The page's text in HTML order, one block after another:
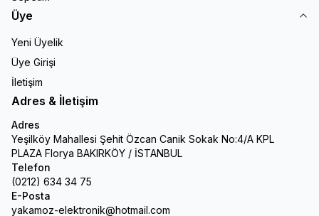
Üye
Yeni Üyelik
Üye Girişi
İletişim
Adres & İletişim
Adres
Yeşilköy Mahallesi Şehit Özcan Canik Sokak No:4/A KPL
PLAZA Florya BAKIRKÖY / İSTANBUL
Telefon
(0212) 634 34 75
E-Posta
yakamoz-elektronik@hotmail.com